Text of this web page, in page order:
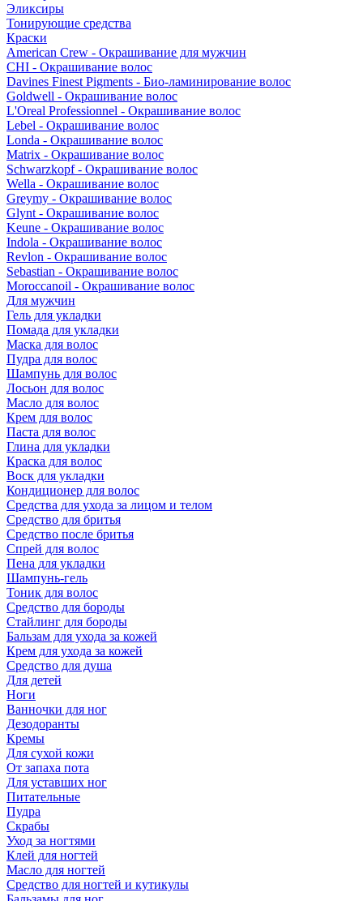
Эликсиры
Тонирующие средства
Краски
American Crew - Окрашивание для мужчин
CHI - Окрашивание волос
Davines Finest Pigments - Био-ламинирование волос
Goldwell - Окрашивание волос
L'Oreal Professionnel - Окрашивание волос
Lebel - Окрашивание волос
Londa - Окрашивание волос
Matrix - Окрашивание волос
Schwarzkopf - Окрашивание волос
Wella - Окрашивание волос
Greymy - Окрашивание волос
Glynt - Окрашивание волос
Keune - Окрашивание волос
Indola - Окрашивание волос
Revlon - Окрашивание волос
Sebastian - Окрашивание волос
Moroccanoil - Окрашивание волос
Для мужчин
Гель для укладки
Помада для укладки
Маска для волос
Пудра для волос
Шампунь для волос
Лосьон для волос
Масло для волос
Крем для волос
Паста для волос
Глина для укладки
Краска для волос
Воск для укладки
Кондиционер для волос
Средства для ухода за лицом и телом
Средство для бритья
Средство после бритья
Спрей для волос
Пена для укладки
Шампунь-гель
Тоник для волос
Средство для бороды
Стайлинг для бороды
Бальзам для ухода за кожей
Крем для ухода за кожей
Средство для душа
Для детей
Ноги
Ванночки для ног
Дезодоранты
Кремы
Для сухой кожи
От запаха пота
Для уставших ног
Питательные
Пудра
Скрабы
Уход за ногтями
Клей для ногтей
Масло для ногтей
Средство для ногтей и кутикулы